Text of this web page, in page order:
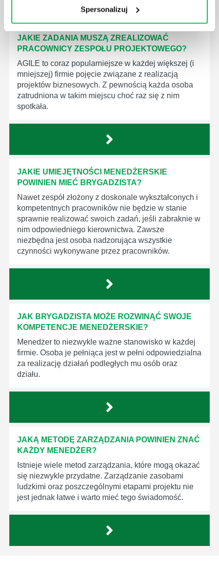
Spersonalizuj
JAKIE ZADANIA MUSZĄ ZREALIZOWAĆ
PRACOWNICY ZESPOŁU PROJEKTOWEGO?
AGILE to coraz popularniejsze w każdej większej (i
mniejszej) firmie pojęcie związane z realizacją
projektów biznesowych. Z pewnością każda osoba
zatrudniona w takim miejscu choć raz się z nim
spotkała.
JAKIE UMIEJĘTNOŚCI MENEDŻERSKIE
POWINIEN MIEĆ BRYGADZISTA?
Nawet zespół złożony z doskonale wykształconych i
kompetentnych pracowników nie będzie w stanie
sprawnie realizować swoich zadań, jeśli zabraknie w
nim odpowiedniego kierownictwa. Zawsze
niezbędna jest osoba nadzorująca wszystkie
czynności wykonywane przez pracowników.
JAK BRYGADZISTA MOŻE ROZWINĄĆ SWOJE
KOMPETENCJE MENEDŻERSKIE?
Menedżer to niezwykle ważne stanowisko w każdej
firmie. Osoba je pełniąca jest w pełni odpowiedzialna
za realizację działań podległych mu osób oraz
działu.
JAKĄ METODĘ ZARZĄDZANIA POWINIEN ZNAĆ
KAŻDY MENEDŻER?
Istnieje wiele metod zarządzania, które mogą okazać
się niezwykle przydatne. Zarządzanie zasobami
ludzkimi oraz poszczególnymi etapami projektu nie
jest jednak łatwe i warto mieć tego świadomość.